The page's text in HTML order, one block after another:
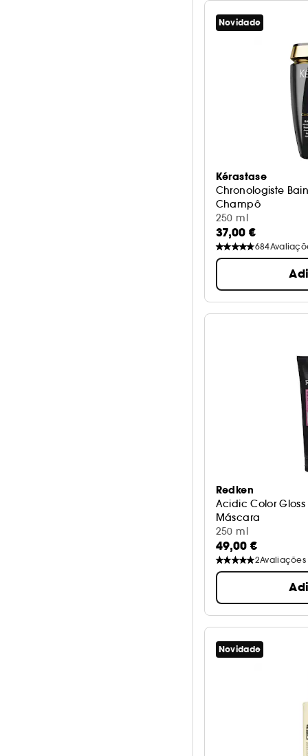
Novidade
Kérastase
Chronologiste Bain
Champô
250 ml
37,00 €
684
Redken
Acidic Color Gloss
Máscara
250 ml
49,00 €
2Avaliações
Novidade